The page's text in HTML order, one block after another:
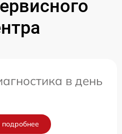
в день
подробнее